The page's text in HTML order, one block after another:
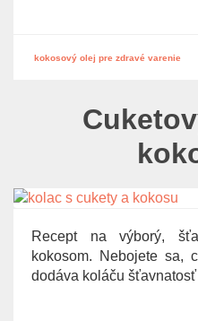
kokosový olej pre zdravé varenie
Recept na výborý,
kokosom. Nebojete sa,
dodáva koláču